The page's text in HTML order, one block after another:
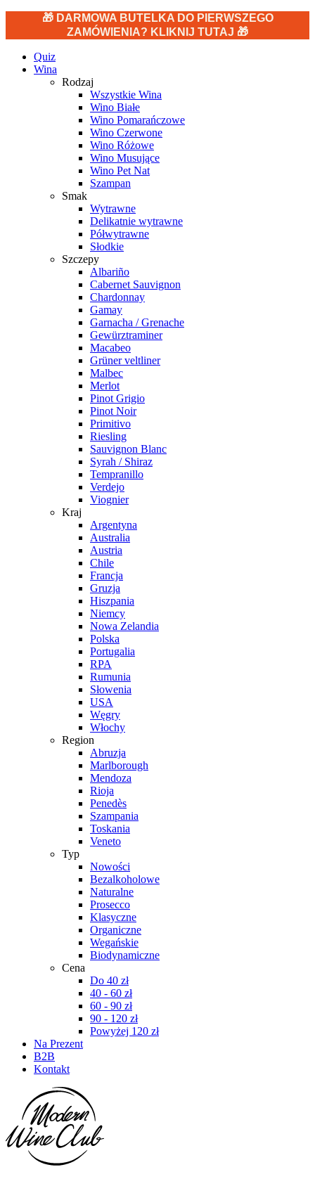
🎁 DARMOWA BUTELKA DO PIERWSZEGO
ZAMÓWIENIA? KLIKNIJ TUTAJ 🎁
Quiz
Wina
Rodzaj
Wszystkie Wina
Wino Białe
Wino Pomarańczowe
Wino Czerwone
Wino Różowe
Wino Musujące
Wino Pet Nat
Szampan
Smak
Wytrawne
Delikatnie wytrawne
Półwytrawne
Słodkie
Szczepy
Albariño
Cabernet Sauvignon
Chardonnay
Gamay
Garnacha / Grenache
Gewürztraminer
Macabeo
Grüner veltliner
Malbec
Merlot
Pinot Grigio
Pinot Noir
Primitivo
Riesling
Sauvignon Blanc
Syrah / Shiraz
Tempranillo
Verdejo
Viognier
Kraj
Argentyna
Australia
Austria
Chile
Francja
Gruzja
Hiszpania
Niemcy
Nowa Zelandia
Polska
Portugalia
RPA
Rumunia
Słowenia
USA
Węgry
Włochy
Region
Abruzja
Marlborough
Mendoza
Rioja
Penedès
Szampania
Toskania
Veneto
Typ
Nowości
Bezalkoholowe
Naturalne
Prosecco
Klasyczne
Organiczne
Wegańskie
Biodynamiczne
Cena
Do 40 zł
40 - 60 zł
60 - 90 zł
90 - 120 zł
Powyżej 120 zł
Na Prezent
B2B
Kontakt